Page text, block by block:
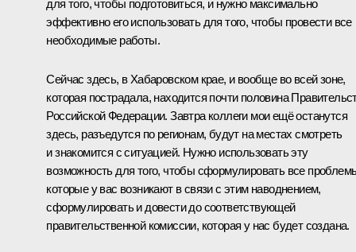
для того, чтобы подготовиться, и нужно максимально
эффективно его использовать для того, чтобы провести все
необходимые работы.
Сейчас здесь, в Хабаровском крае, и вообще во всей зоне,
которая пострадала, находится почти половина
Российской Федерации. Завтра коллеги мои ещё останутся
здесь, разъедутся по регионам, будут на местах смотреть
и знакомится с ситуацией. Нужно использовать эту
возможность для того, чтобы сформулировать все
которые у вас возникают в связи с этим наводнением,
сформулировать и довести до соответствующей
правительственной комиссии, которая у нас будет создана.